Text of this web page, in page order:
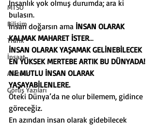
MTSO
Bilişim
Trafik
İnşaat
Atatürk
Görüş Yazıları
İnsanlık yok olmuş durumda; ara ki
bulasın.
İnsan doğarsın ama İNSAN OLARAK
KALMAK MAHARET İSTER…
İNSAN OLARAK YAŞAMAK GELİNEBİLECEK
EN YÜKSEK MERTEBE ARTIK BU DÜNYADA!
NE MUTLU İNSAN OLARAK
YAŞAYABİLENLERE.
Öteki Dünya’da ne olur bilemem, gidince
göreceğiz.
En azından insan olarak gidebilecek